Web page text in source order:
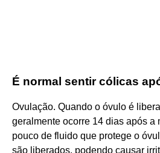
É normal sentir cólicas
Ovulação. Quando o óvulo é
geralmente ocorre 14 dias após a
pouco de fluido que protege o
são liberados, podendo causar